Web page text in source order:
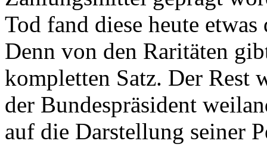
Tod fand diese heute
Denn von den Raritäten
kompletten Satz. Der Rest
der Bundespräsident
auf die Darstellung seiner